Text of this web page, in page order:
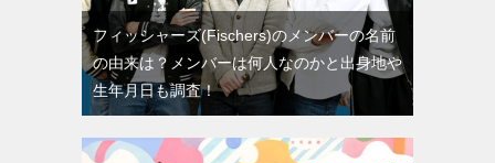
フィッシャーズ(Fischers)のメンバーの名前
の由来は？メンバーは何人なのかと出身地や
生年月日も調査！